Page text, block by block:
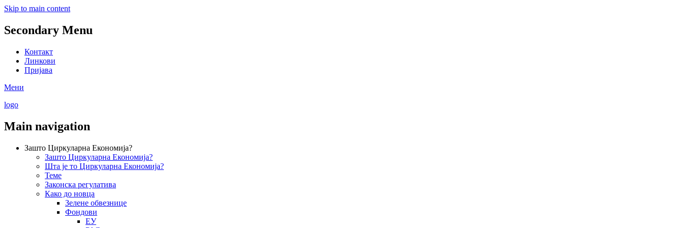
Skip to main content
Secondary Menu
Контакт
Линкови
Пријава
Мени
logo
Main navigation
Зашто Циркуларна Економија?
Зашто Циркуларна Економија?
Шта је то Циркуларна Економија?
Теме
Законска регулатива
Како до новца
Зелене обвезнице
Фондови
ЕУ